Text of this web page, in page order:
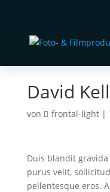
David
von frontal-light|
Duis blandit
purus velit,
pellentesque eros.